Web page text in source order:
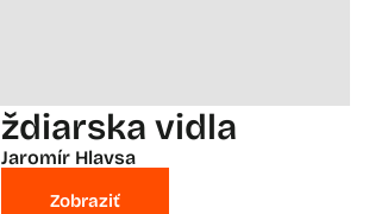
ždiarska vidla
Jaromír Hlavsa
Zobraziť